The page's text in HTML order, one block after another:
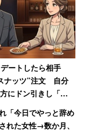
ートしたら相手
ナッツ”注文 自分
にドン引きし「子
だから」と注意し
「今日でやっと辞め
れた女性→数か月、